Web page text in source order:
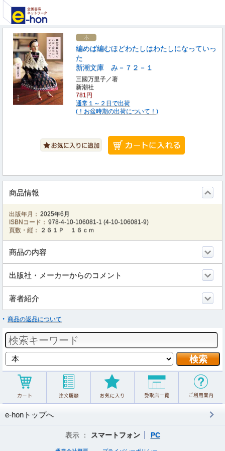
編めば編むほどわたしはわたしになっていっ
た
新潮文庫 み－７２－１
三國万里子／著
新潮社
781円
通常１～２日で出荷
(！お盆時期の出荷について！)
商品情報
出版年月： 2025年6月
ISBNコード： 978-4-10-106081-1 (4-10-106081-9)
頁数・縦：
２６１Ｐ １６ｃｍ
商品の内容
出版社・メーカーからのコメント
著者紹介
商品の返品について
e-honトップへ
表示 ： スマートフォン PC